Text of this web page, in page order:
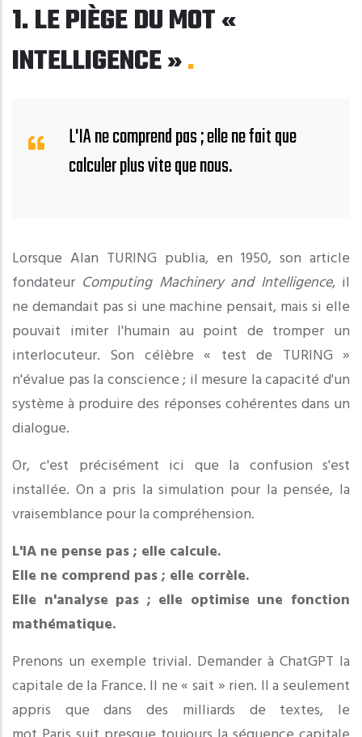
1. LE PIÈGE DU MOT «
INTELLIGENCE »
L'IA ne comprend pas ; elle ne fait que
calculer plus vite que nous.
Lorsque Alan TURING publia, en 1950, son article
fondateur Computing Machinery and Intelligence, il
ne demandait pas si une machine pensait, mais si elle
pouvait imiter l'humain au point de tromper un
interlocuteur. Son célèbre « test de TURING »
n'évalue pas la conscience ; il mesure la capacité d'un
système à produire des réponses cohérentes dans un
dialogue.
Or, c'est précisément ici que la confusion s'est
installée. On a pris la simulation pour la pensée, la
vraisemblance pour la compréhension.
L'IA ne pense pas ; elle calcule.
Elle ne comprend pas ; elle corrèle.
Elle n'analyse pas ; elle optimise une fonction
mathématique.
Prenons un exemple trivial. Demander à ChatGPT la
capitale de la France. Il ne « sait » rien. Il a seulement
appris que dans des milliards de textes, le